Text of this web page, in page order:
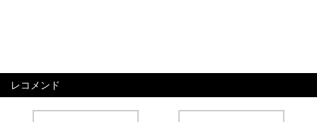
レコメンド